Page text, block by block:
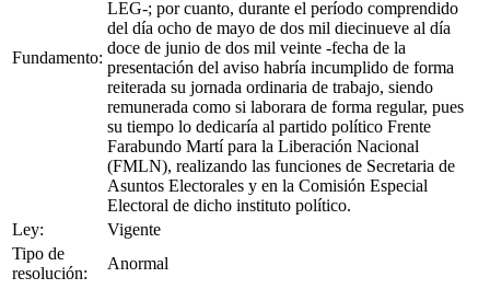
Fundamento:
LEG-; por cuanto, durante el período comprendido
del día ocho de mayo de dos mil diecinueve al día
doce de junio de dos mil veinte -fecha de la
presentación del aviso habría incumplido de forma
reiterada su jornada ordinaria de trabajo, siendo
remunerada como si laborara de forma regular, pues
su tiempo lo dedicaría al partido político Frente
Farabundo Martí para la Liberación Nacional
(FMLN), realizando las funciones de Secretaria de
Asuntos Electorales y en la Comisión Especial
Electoral de dicho instituto político.
Ley:
Vigente
Tipo de
resolución:
Anormal